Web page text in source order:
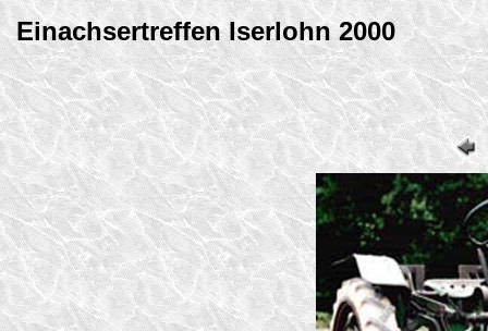
Einachsertreffen Iserlohn 2000